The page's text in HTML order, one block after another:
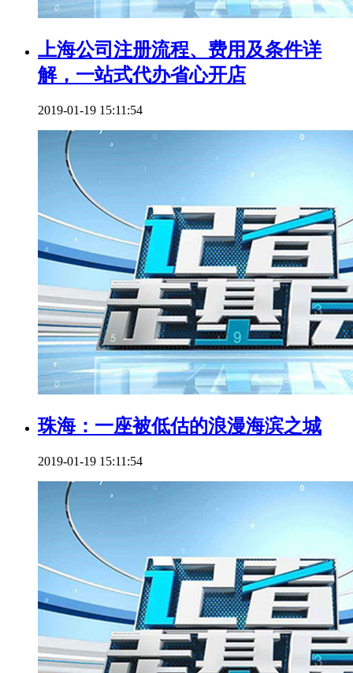
上海公司注册流程、费用及条件详
解，一站式代办省心开店
2019-01-19 15:11:54
珠海：一座被低估的浪漫海滨之城
2019-01-19 15:11:54